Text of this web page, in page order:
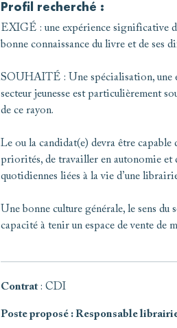
Profil recherché :
EXIGÉ : une expérience significative
bonne connaissance du livre et de ses
SOUHAITÉ : Une spécialisation, une
secteur jeunesse est particulièrement
de ce rayon.
Le ou la candidat(e) devra être capable
priorités, de travailler en autonomie et
quotidiennes liées à la vie d’une
Une bonne culture générale, le sens
capacité à tenir un espace de vente de
Contrat: CDI
Poste proposé : Responsable